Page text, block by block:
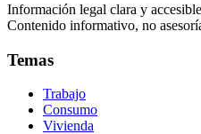
Información legal clara y
Contenido informativo, no
Temas
Trabajo
Consumo
Vivienda